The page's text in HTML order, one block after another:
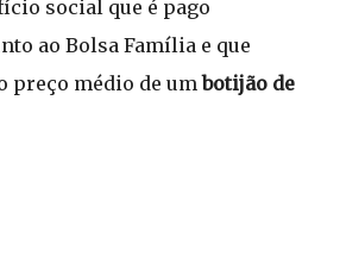
social que é pago
ao Bolsa Família e que
preço médio de umbotijão de